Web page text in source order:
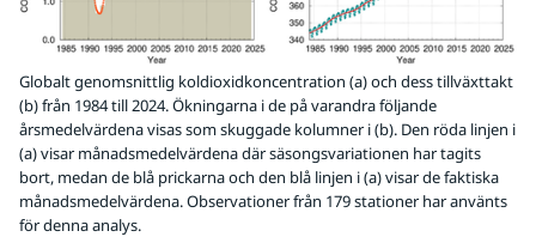
Globalt genomsnittlig koldioxidkoncentration (a) och dess tillväxttakt
(b) från 1984 till 2024. Ökningarna i de på varandra följande
årsmedelvärdena visas som skuggade kolumner i (b). Den röda linjen i
(a) visar månadsmedelvärdena där säsongsvariationen har tagits
bort, medan de blå prickarna och den blå linjen i (a) visar de faktiska
månadsmedelvärdena. Observationer från 179 stationer har använts
för denna analys.